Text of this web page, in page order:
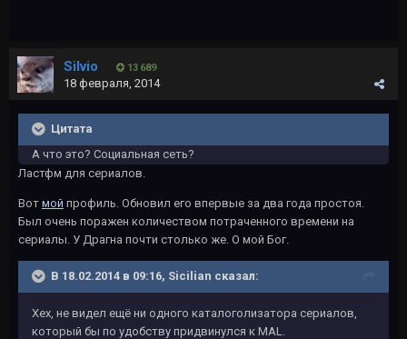
Silvio 13 689
18 февраля, 2014
Цитата
А что это? Социальная сеть?
Ластфм для сериалов.
Вот мой профиль. Обновил его впервые за два года простоя.
Был очень поражен количеством потраченного времени на
сериалы. У Драгна почти столько же. О мой Бог.
В 18.02.2014 в 09:16, Sicilian сказал:
Хех, не видел ещё ни одного каталоголизатора сериалов,
который бы по удобству придвинулся к MAL.